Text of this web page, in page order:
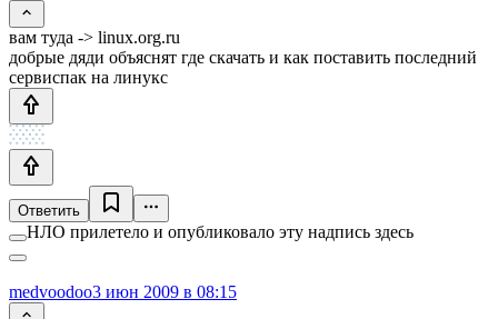
вам туда -> linux.org.ru
добрые дяди объяснят где скачать и как поставить последний
сервиспак на линукс
Ответить
НЛО прилетело и опубликовало эту надпись здесь
medvoodoo3 июн 2009 в 08:15